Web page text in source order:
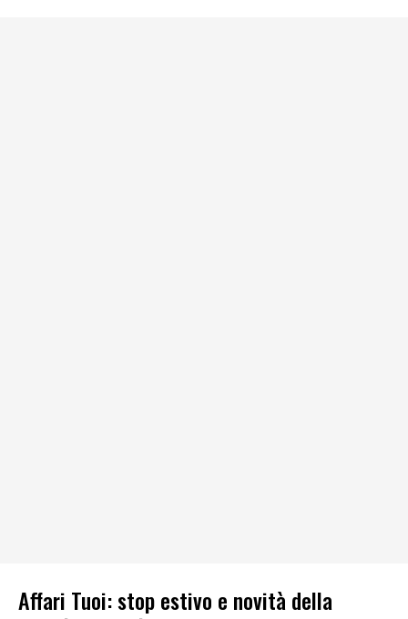
Affari Tuoi: stop estivo e novità della